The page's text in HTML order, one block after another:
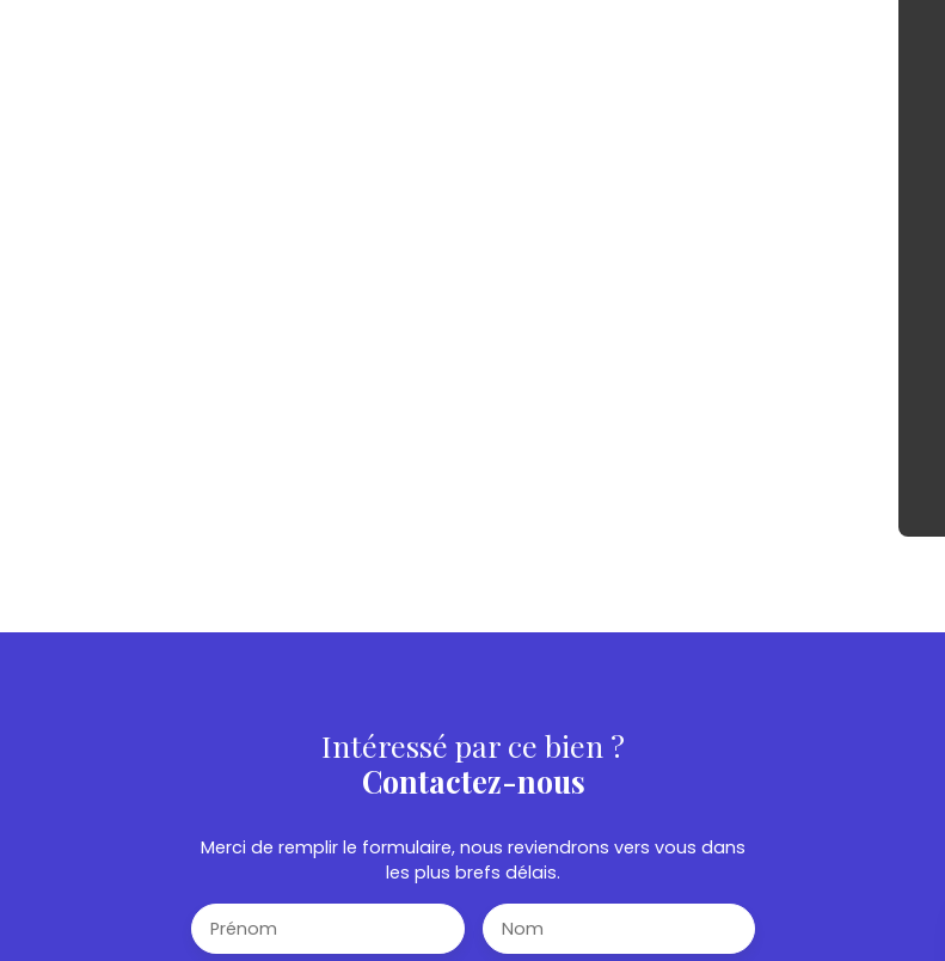
Intéressé par ce bien ?
Contactez-nous
Merci de remplir le formulaire, nous reviendrons vers vous dans
les plus brefs délais.
Prénom Nom